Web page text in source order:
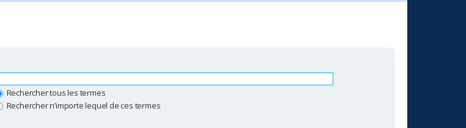
Rechercher tous les termes
Rechercher n’importe lequel de ces termes